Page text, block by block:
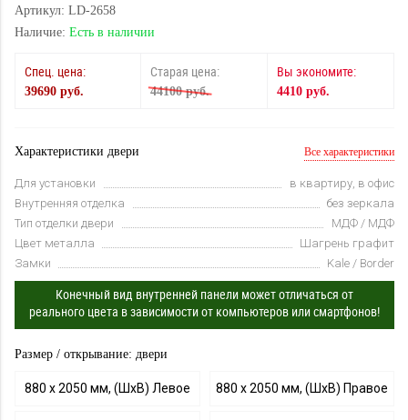
Артикул: LD-2658
Наличие: Есть в наличии
Спец. цена:
39690 руб.
Старая цена:
44100 руб.
Вы экономите:
4410 руб.
Характеристики двери Все характеристики
Для установки
в квартиру, в офис
Внутренняя отделка
без зеркала
Тип отделки двери
МДФ / МДФ
Цвет металла
Шагрень графит
Замки
Kale / Border
Конечный вид внутренней панели может отличаться от
реального цвета в зависимости от компьютеров или смартфонов!
Размер / открывание: двери
880 х 2050 мм, (ШхВ) Левое 880 х 2050 мм, (ШхВ) Правое